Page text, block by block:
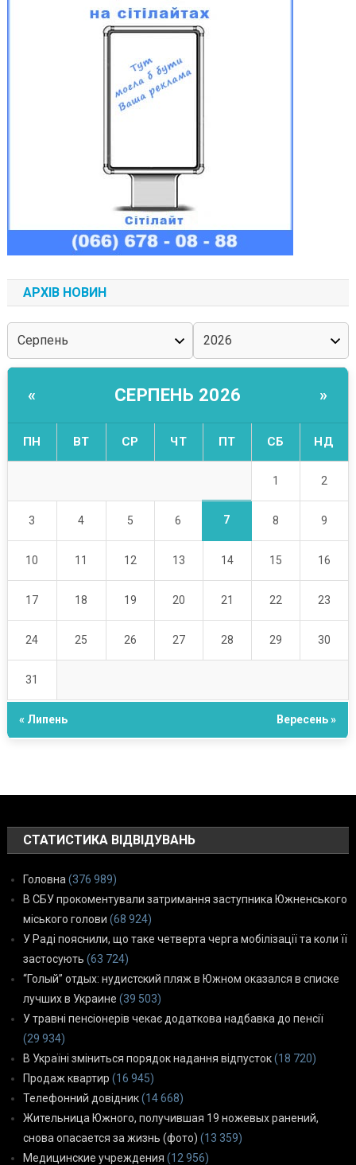
АРХІВ НОВИН
« СЕРПЕНЬ 2026 »
ПН ВТ СР ЧТ ПТ СБ НД
1 2
3 4 5 6 7 8 9
10 11 12 13 14 15 16
17 18 19 20 21 22 23
24 25 26 27 28 29 30
31
« Липень Вересень »
СТАТИСТИКА ВІДВІДУВАНЬ
Головна (376 989)
В СБУ прокоментували затримання заступника Южненського
міського голови (68 924)
У Раді пояснили, що таке четверта черга мобілізації та коли її
застосують (63 724)
“Голый” отдых: нудистский пляж в Южном оказался в списке
лучших в Украине (39 503)
У травні пенсіонерів чекає додаткова надбавка до пенсії
(29 934)
В Україні зміниться порядок надання відпусток(18 720)
Продаж квартир (16 945)
Телефонний довідник(14 668)
Жительница Южного, получившая 19 ножевых ранений,
снова опасается за жизнь (фото) (13 359)
Медицинские учреждения (12 956)